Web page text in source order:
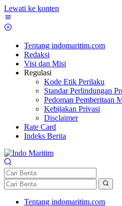
Lewati ke konten
Tentang indomaritim.com
Redaksi
Visi dan Misi
Regulasi
Kode Etik Perilaku
Standar Perlindungan
Pedoman Pemberitaan
Kebijakan Privasi
Disclaimer
Rate Card
Indeks Berita
Tentang indomaritim.com